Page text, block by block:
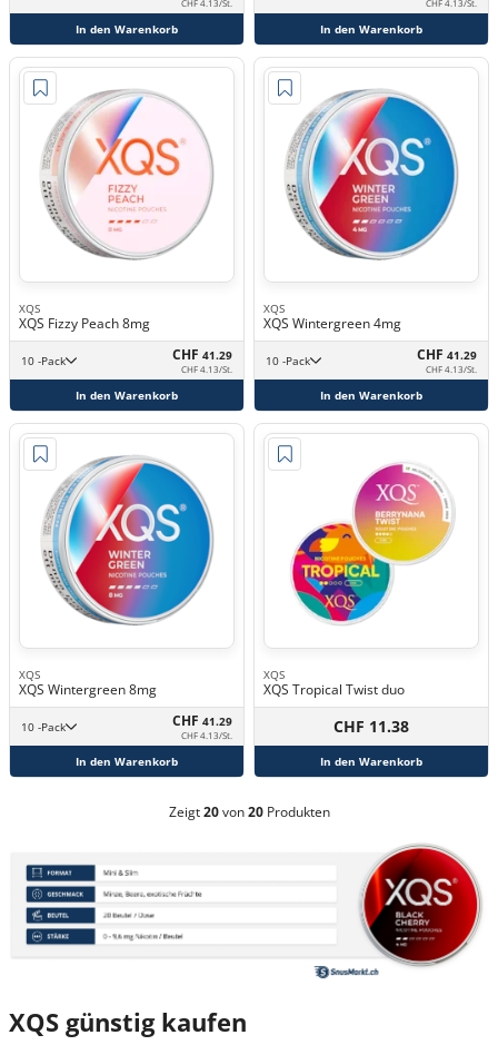
CHF 4.13/St.
In den Warenkorb
CHF 4.13/St.
In den Warenkorb
XQS
XQS Fizzy Peach 8mg
10 -Pack CHF 41.29
CHF 4.13/St.
In den Warenkorb
XQS
XQS Wintergreen 4mg
10 -Pack CHF 41.29
CHF 4.13/St.
In den Warenkorb
XQS
XQS Wintergreen 8mg
10 -Pack CHF 41.29
CHF 4.13/St.
In den Warenkorb
XQS
XQS Tropical Twist duo
CHF 11.38
In den Warenkorb
Zeigt20von20 Produkten
XQS günstig kaufen